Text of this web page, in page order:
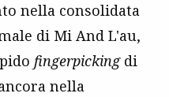
nella consolidata
di Mi And L'au,
fingerpickingdi
nella